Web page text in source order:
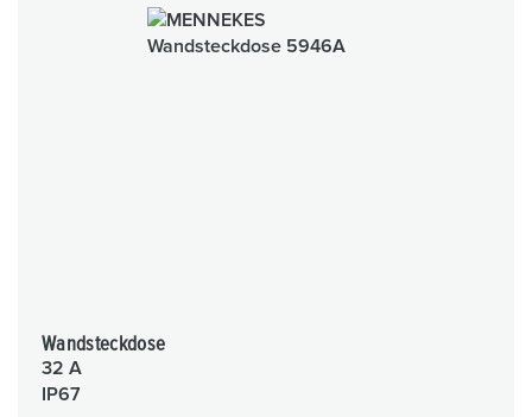
Wandsteckdose
32 A
IP67